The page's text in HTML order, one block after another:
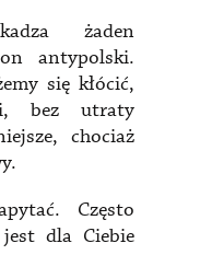
żaden
antypolski.
się kłócić,
bez utraty
chociaż
Często
dla Ciebie